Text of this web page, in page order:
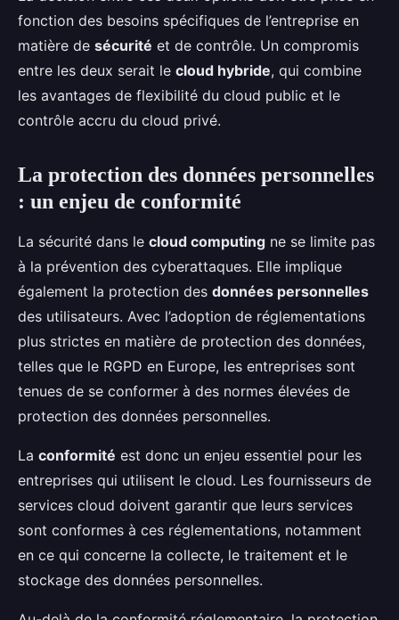
fonction des besoins spécifiques de l’entreprise en
matière de sécurité et de contrôle. Un compromis
entre les deux serait le cloud hybride, qui combine
les avantages de flexibilité du cloud public et le
contrôle accru du cloud privé.
La protection des données personnelles
: un enjeu de conformité
La sécurité dans le cloud computing ne se limite pas
à la prévention des cyberattaques. Elle implique
également la protection des données personnelles
des utilisateurs. Avec l’adoption de réglementations
plus strictes en matière de protection des données,
telles que le RGPD en Europe, les entreprises sont
tenues de se conformer à des normes élevées de
protection des données personnelles.
La conformité est donc un enjeu essentiel pour les
entreprises qui utilisent le cloud. Les fournisseurs de
services cloud doivent garantir que leurs services
sont conformes à ces réglementations, notamment
en ce qui concerne la collecte, le traitement et le
stockage des données personnelles.